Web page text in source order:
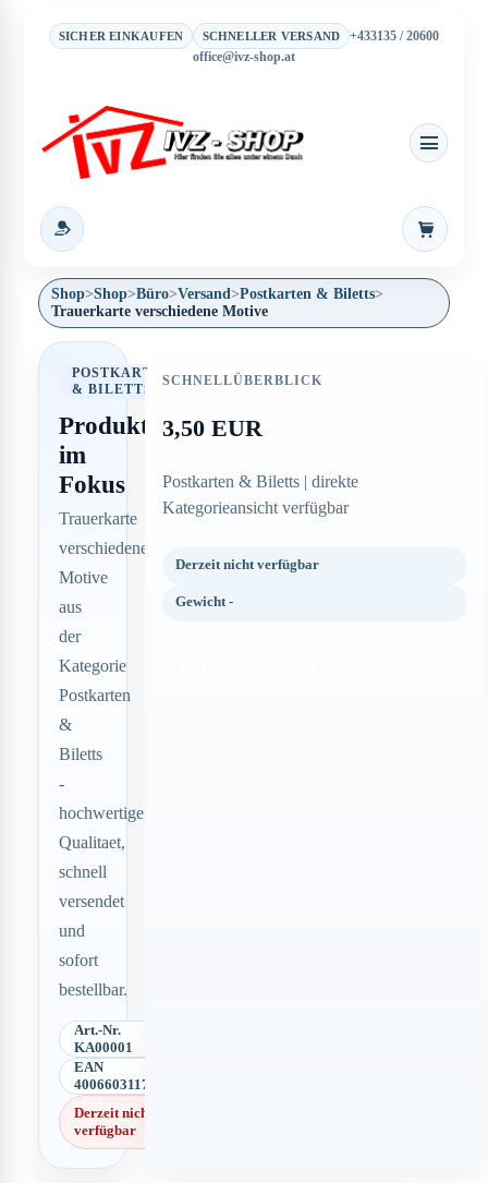
SICHER EINKAUFEN SCHNELLER VERSAND
+433135 / 20600
office@ivz-shop.at
Shop>Shop>Büro>Versand>Postkarten & Biletts>
Trauerkarte verschiedene Motive
POSTKARTEN
& BILETTS
Produkt
im
Fokus
Trauerkarte
verschiedene
Motive
aus
der
Kategorie
Postkarten
&
Biletts
-
hochwertige
Qualitaet,
schnell
versendet
und
sofort
bestellbar.
Art.-Nr.
KA00001
EAN
4006603117400
Derzeit nicht
verfügbar
SCHNELLÜBERBLICK
3,50 EUR
Postkarten & Biletts | direkte
Kategorieansicht verfügbar
Derzeit nicht verfügbar
Gewicht -